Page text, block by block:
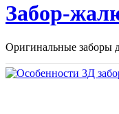
Забор-
Оригинальные заборы